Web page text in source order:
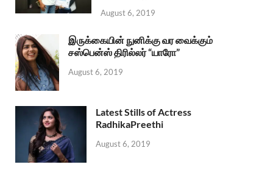
August 6, 2019
இருக்கையின் நுனிக்கு வர வைக்கும்
சஸ்பென்ஸ் திரில்லர் “யாரோ”
August 6, 2019
Latest Stills of Actress
RadhikaPreethi
August 6, 2019